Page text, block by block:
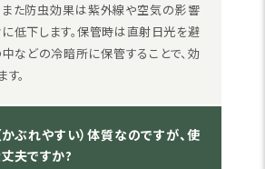
また防虫効果は紫外線や空気の影響
に低下します。保管時は直射日光を避
中などの冷暗所に保管することで、効
。
ぶれやすい）体質なのですが、使
夫ですか?